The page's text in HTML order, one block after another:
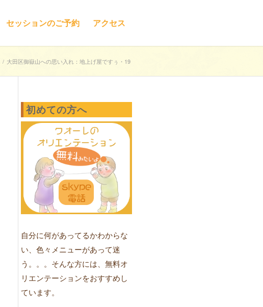
セッションのご予約 アクセス
/ 大田区御嶽山への思い入れ：地上げ屋ですぅ・19
初めての方へ
自分に何があってるかわからな
い、色々メニューがあって迷
う。。。そんな方には、無料オ
リエンテーションをおすすめし
ています。